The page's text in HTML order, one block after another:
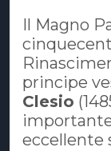
Il Magno
principe
Clesio
eccellente